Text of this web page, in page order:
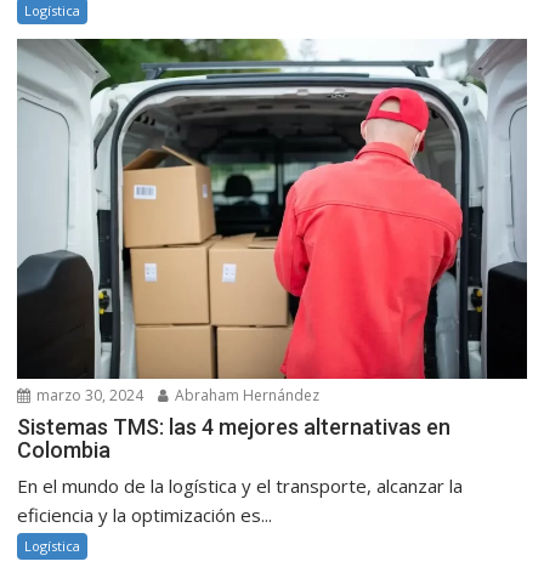
Logística
marzo 30, 2024 Abraham Hernández
Sistemas TMS: las 4 mejores alternativas en
Colombia
En el mundo de la logística y el transporte, alcanzar la
eficiencia y la optimización es...
Logística